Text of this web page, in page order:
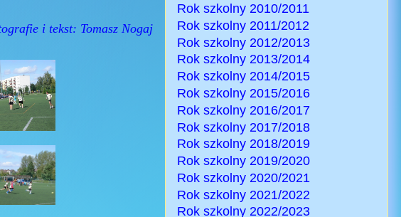
i tekst: Tomasz Nogaj
Rok szkolny 2010/2011
Rok szkolny 2011/2012
Rok szkolny 2012/2013
Rok szkolny 2013/2014
Rok szkolny 2014/2015
Rok szkolny 2015/2016
Rok szkolny 2016/2017
Rok szkolny 2017/2018
Rok szkolny 2018/2019
Rok szkolny 2019/2020
Rok szkolny 2020/2021
Rok szkolny 2021/2022
Rok szkolny 2022/2023